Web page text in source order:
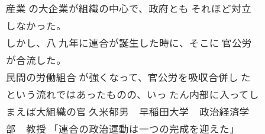
産業 の大企業が組織の中心で、政府とも それほど対立
しなかった。
しかし、八 九年に連合が誕生した時に、そこに 官公労
が合流した。
民間の労働組合 が強くなって、官公労を吸収合併し た
という流れではあったものの、いっ たん内部に入ってし
まえば大組織の官 久米郁男 早稲田大学 政治経済学
部 教授 「連合の政治運動は一つの完成を迎えた」